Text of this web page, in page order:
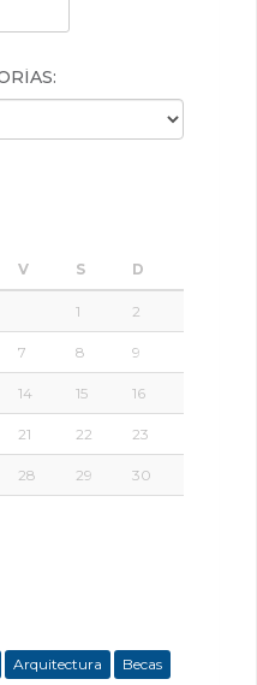
V S D
1 2
7 8 9
14 15 16
21 22 23
28 29 30
Arquitectura
Becas